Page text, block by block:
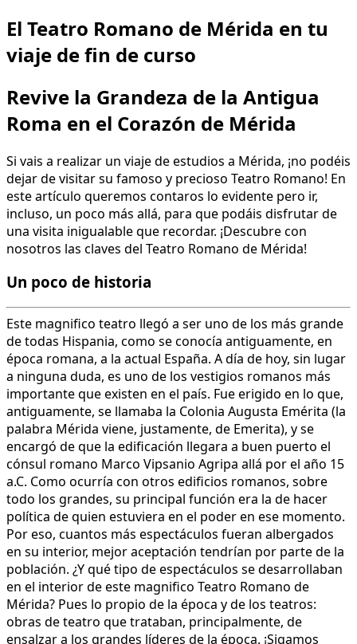
El Teatro Romano de Mérida en tu
viaje de fin de curso
Revive la Grandeza de la Antigua
Roma en el Corazón de Mérida
Si vais a realizar un viaje de estudios a Mérida, ¡no podéis
dejar de visitar su famoso y precioso Teatro Romano! En
este artículo queremos contaros lo evidente pero ir,
incluso, un poco más allá, para que podáis disfrutar de
una visita inigualable que recordar. ¡Descubre con
nosotros las claves del Teatro Romano de Mérida!
Un poco de historia
Este magnifico teatro llegó a ser uno de los más grande
de todas Hispania, como se conocía antiguamente, en
época romana, a la actual España. A día de hoy, sin lugar
a ninguna duda, es uno de los vestigios romanos más
importante que existen en el país. Fue erigido en lo que,
antiguamente, se llamaba la Colonia Augusta Emérita (la
palabra Mérida viene, justamente, de Emerita), y se
encargó de que la edificación llegara a buen puerto el
cónsul romano Marco Vipsanio Agripa allá por el año 15
a.C. Como ocurría con otros edificios romanos, sobre
todo los grandes, su principal función era la de hacer
política de quien estuviera en el poder en ese momento.
Por eso, cuantos más espectáculos fueran albergados
en su interior, mejor aceptación tendrían por parte de la
población. ¿Y qué tipo de espectáculos se desarrollaban
en el interior de este magnifico Teatro Romano de
Mérida? Pues lo propio de la época y de los teatros:
obras de teatro que trataban, principalmente, de
ensalzar a los grandes líderes de la época. ¡Sigamos